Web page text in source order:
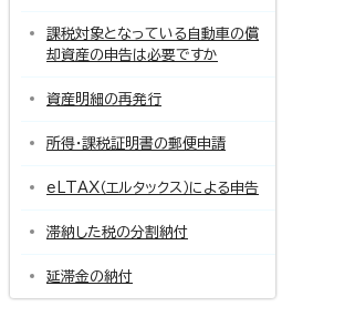
課税対象となっている自動車の償
却資産の申告は必要ですか
資産明細の再発行
所得・課税証明書の郵便申請
eLTAX（エルタックス）による申告
滞納した税の分割納付
延滞金の納付